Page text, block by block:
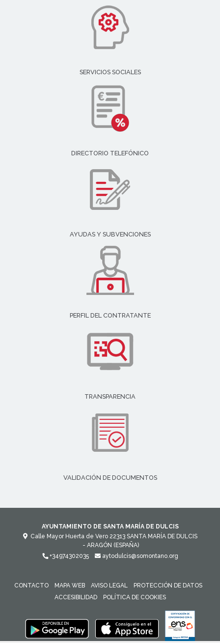
SERVICIOS SOCIALES
DIRECTORIO TELEFÓNICO
AYUDAS Y SUBVENCIONES
PERFIL DEL CONTRATANTE
TRANSPARENCIA
VALIDACIÓN DE DOCUMENTOS
AYUNTAMIENTO DE SANTA MARÍA DE DULCIS
Calle Mayor Huerta de Vero 22313 SANTA MARÍA DE DULCIS
- ARAGÓN (ESPAÑA)
+34974302035
aytodulcis@somontano.org
CONTACTO MAPA WEB AVISO LEGAL
PROTECCIÓN DE DATOS
ACCESIBILIDAD
POLÍTICA DE COOKIES